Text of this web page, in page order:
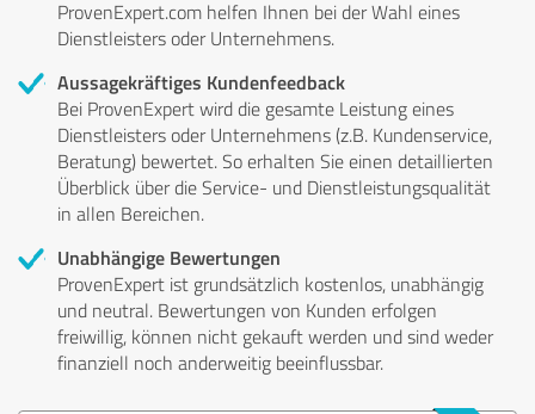
ProvenExpert.com helfen Ihnen bei der Wahl eines
Dienstleisters oder Unternehmens.
Aussagekräftiges Kundenfeedback
Bei ProvenExpert wird die gesamte Leistung eines
Dienstleisters oder Unternehmens (z.B. Kundenservice,
Beratung) bewertet. So erhalten Sie einen detaillierten
Überblick über die Service- und Dienstleistungsqualität
in allen Bereichen.
Unabhängige Bewertungen
ProvenExpert ist grundsätzlich kostenlos, unabhängig
und neutral. Bewertungen von Kunden erfolgen
freiwillig, können nicht gekauft werden und sind weder
finanziell noch anderweitig beeinflussbar.